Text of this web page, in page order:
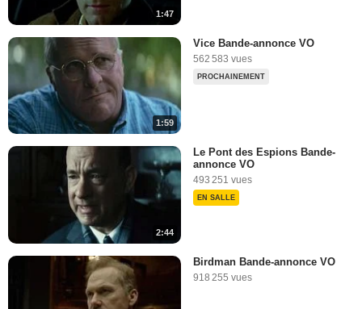
1:47
1:59
Vice Bande-annonce VO
562 583 vues
PROCHAINEMENT
2:44
Le Pont des Espions Bande-
annonce VO
493 251 vues
EN SALLE
Birdman Bande-annonce VO
918 255 vues